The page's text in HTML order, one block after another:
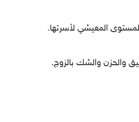
المعيشي لأسرتها.
والحزن والشك بالزوج.